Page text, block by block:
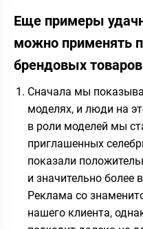
Еще примеры
можно применять
брендовых товаров
Сначала мы
моделях, и люди на
в роли моделей мы
приглашенных
показали
и значительно более
Реклама со
нашего клиента,